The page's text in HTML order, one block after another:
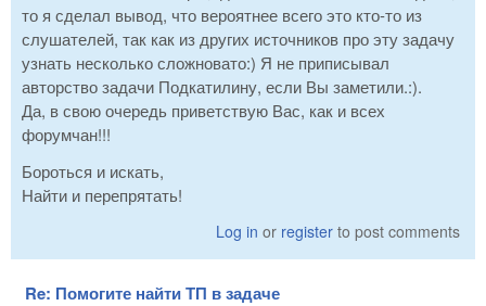
то я сделал вывод, что вероятнее всего это кто-то из
слушателей, так как из других источников про эту задачу
узнать несколько сложновато:) Я не приписывал
авторство задачи Подкатилину, если Вы заметили.:).
Да, в свою очередь приветствую Вас, как и всех
форумчан!!!
Бороться и искать,
Найти и перепрятать!
Log in or register to post comments
Re: Помогите найти ТП в задаче